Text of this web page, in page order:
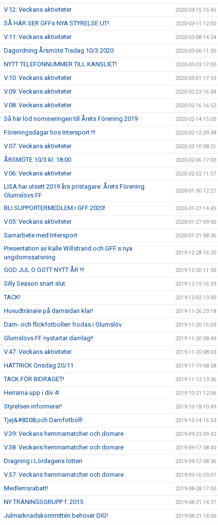
V.12: Veckans aktiviteter 2020-03-15 15:45
SÅ HÄR SER GFFs NYA STYRELSE UT! 2020-03-11 12:00
V.11: Veckans aktiviteter 2020-03-08 14:24
Dagordning Årsmöte Tisdag 10/3 2020 2020-03-06 11:30
NYTT TELEFONNUMMER TILL KANSLIET! 2020-03-03 17:00
V.10: Veckans aktiviteter 2020-03-01 17:59
V.09: Veckans aktiviteter 2020-02-23 16:04
V.08: Veckans aktiviteter 2020-02-16 16:52
Så här löd nomineringen till Årets Förening 2019 2020-02-14 15:00
Föreningsdagar hos Intersport !!! 2020-02-12 09:38
V.07: Veckans aktiviteter 2020-02-10 08:21
ÅRSMÖTE 10/3 kl. 18.00 2020-02-06 17:00
V.06: Veckans aktiviteter 2020-02-02 11:57
LISA har utsett 2019 års pristagare: Årets Förening:
Glumslövs FF
2020-01-30 12:27
BLI SUPPORTERMEDLEM i GFF 2020! 2020-01-27 14:45
V.05: Veckans aktiviteter 2020-01-27 09:00
Samarbete med Intersport 2020-01-21 08:36
Presentation av Kalle Willstrand och GFF:s nya
ungdomssatsning
2019-12-28 16:20
GOD JUL O GOTT NYTT ÅR !!! 2019-12-20 11:50
Silly Season snart slut 2019-12-15 16:33
TACK! 2019-12-03 13:00
Huvudtränare på damsidan klar! 2019-11-26 23:18
Dam- och flickfotbollen frodas i Glumslöv 2019-11-20 16:03
Glumslövs FF nystartar damlag!! 2019-11-20 08:49
V.47: Veckans aktiviteter 2019-11-20 08:03
HATTRICK Onsdag 20/11 2019-11-19 08:58
TACK FÖR BIDRAGET! 2019-11-13 13:36
Herrarna upp i div 4! 2019-10-21 12:06
Styrelsen informerar! 2019-10-18 10:49
Tjej&#8208;och Damfotboll! 2019-10-14 16:53
V.39: Veckans hemmamatcher och domare 2019-09-23 09:42
V.38: Veckans hemmamatcher och domare 2019-09-17 08:40
Dragning i Lördagens lotteri 2019-09-17 08:36
V.37: Veckans hemmamatcher och domare 2019-09-10 09:07
Medlemsrabatt! 2019-08-28 17:00
NY TRÄNINGSGRUPP f. 2015 2019-08-21 14:37
Julmarknadskommittén behöver DIG! 2019-08-21 14:00